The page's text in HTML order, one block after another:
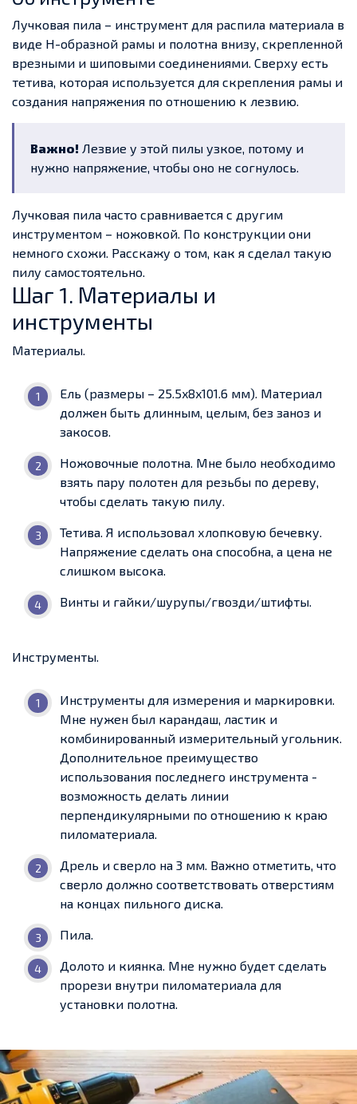
Лучковая пила – инструмент для распила материала в
виде Н-образной рамы и полотна внизу, скрепленной
врезными и шиповыми соединениями. Сверху есть
тетива, которая используется для скрепления рамы и
создания напряжения по отношению к лезвию.
Важно! Лезвие у этой пилы узкое, потому и
нужно напряжение, чтобы оно не согнулось.
Лучковая пила часто сравнивается с другим
инструментом – ножовкой. По конструкции они
немного схожи. Расскажу о том, как я сделал такую
пилу самостоятельно.
Шаг 1. Материалы и
инструменты
Материалы.
Ель (размеры – 25.5x8x101.6 мм). Материал
должен быть длинным, целым, без заноз и
закосов.
Ножовочные полотна. Мне было необходимо
взять пару полотен для резьбы по дереву,
чтобы сделать такую пилу.
Тетива. Я использовал хлопковую бечевку.
Напряжение сделать она способна, а цена не
слишком высока.
Винты и гайки/шурупы/гвозди/штифты.
Инструменты.
Инструменты для измерения и маркировки.
Мне нужен был карандаш, ластик и
комбинированный измерительный угольник.
Дополнительное преимущество
использования последнего инструмента -
возможность делать линии
перпендикулярными по отношению к краю
пиломатериала.
Дрель и сверло на 3 мм. Важно отметить, что
сверло должно соответствовать отверстиям
на концах пильного диска.
Пила.
Долото и киянка. Мне нужно будет сделать
прорези внутри пиломатериала для
установки полотна.